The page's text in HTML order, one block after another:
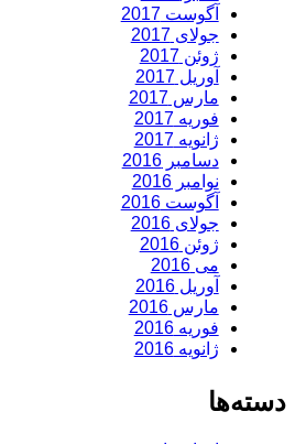
آگوست 2017
جولای 2017
ژوئن 2017
آوریل 2017
مارس 2017
فوریه 2017
ژانویه 2017
دسامبر 2016
نوامبر 2016
آگوست 2016
جولای 2016
ژوئن 2016
می 2016
آوریل 2016
مارس 2016
فوریه 2016
ژانویه 2016
دسته‌ها